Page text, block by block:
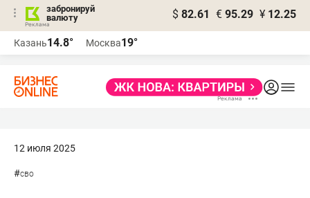
забронируй
валюту
$ 82.61 € 95.29 ¥ 12.25
Казань14.8° Москва19°
12 июля 2025
#сво